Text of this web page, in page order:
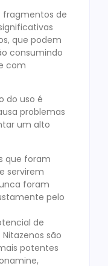
fragmentos de
que podem
consumindo
com
do uso é
problemas
um alto
que foram
servirem
foram
pelo
de
são
potentes